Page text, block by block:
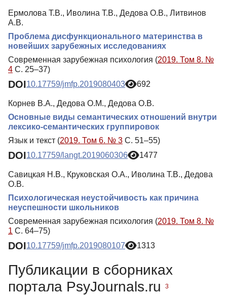
Ермолова Т.В., Иволина Т.В., Дедова О.В., Литвинов
А.В.
Проблема дисфункционального материнства в
новейших зарубежных исследованиях
Современная зарубежная психология (2019. Том 8. №
4 С. 25–37)
DOI10.17759/jmfp.2019080403 692
Корнев В.А., Дедова О.М., Дедова О.В.
Основные виды семантических отношений внутри
лексико-семантических группировок
Язык и текст (2019. Том 6. № 3 С. 51–55)
DOI10.17759/langt.2019060306 1477
Савицкая Н.В., Круковская О.А., Иволина Т.В., Дедова
О.В.
Психологическая неустойчивость как причина
неуспешности школьников
Современная зарубежная психология (2019. Том 8. №
1 С. 64–75)
DOI10.17759/jmfp.2019080107 1313
Публикации в сборниках
портала PsyJournals.ru
3